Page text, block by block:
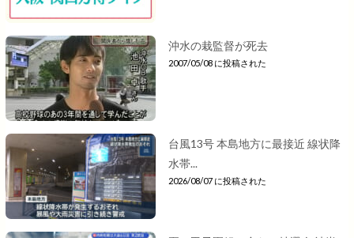
沖水の栽監督が死去
2007/05/08 に投稿された
台風13号 本島地方に最接近 線状降
水帯...
2026/08/07 に投稿された